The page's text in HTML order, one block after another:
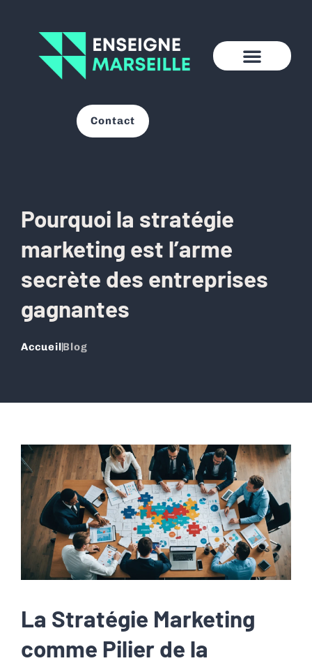
Contact
Pourquoi la stratégie
marketing est l’arme
secrète des entreprises
gagnantes
AccueilBlog
La Stratégie Marketing
comme Pilier de la